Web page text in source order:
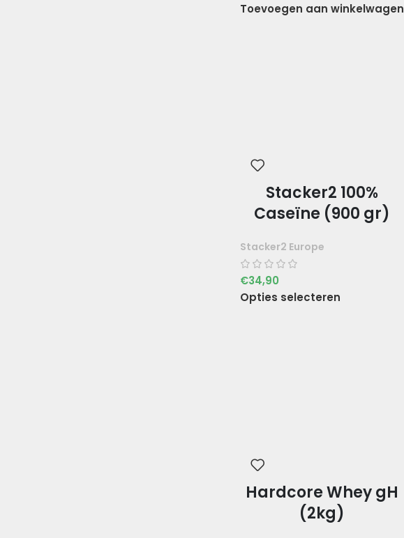
Toevoegen aan winkelwagen
Stacker2 100%
Caseïne (900 gr)
Stacker2 Europe
€34,90
Opties selecteren
Hardcore Whey gH
(2kg)